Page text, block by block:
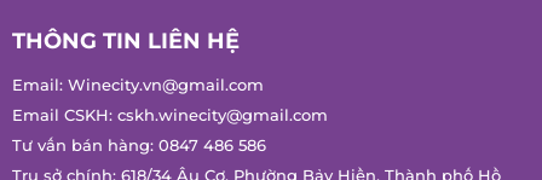
THÔNG TIN LIÊN HỆ
Email: Winecity.vn@gmail.com
Email CSKH: cskh.winecity@gmail.com
Tư vấn bán hàng: 0847 486 586
Trụ sở chính: 618/34 Âu Cơ, Phường Bảy Hiền, Thành phố Hồ